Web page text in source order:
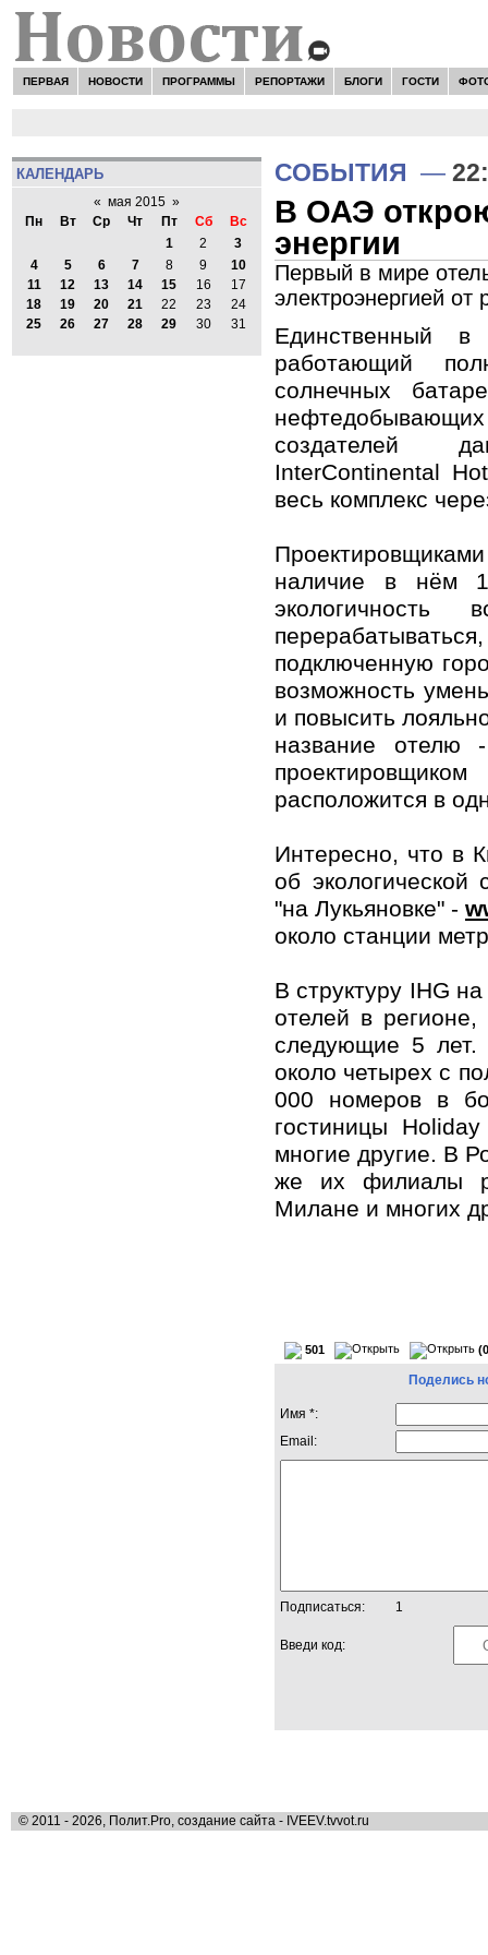
ПЕРВАЯ НОВОСТИ ПРОГРАММЫ РЕПОРТАЖИ БЛОГИ ГОСТИ
КАЛЕНДАРЬ
« мая 2015 »
Пн
Вт Ср Чт Пт Сб
Вс
1
2
3
4
5 6 7 8 9
10
11
12 13 14 15 16
17
18
19 20 21 22 23
24
25
26 27 28 29 30 31
СОБЫТИЯ —
В ОАЭ
энергии
Первый в мире
электроэнергией
Единственный
работающий
солнечных
создателей
InterContinental
весь комплекс
наличие в нём
подключенную
возможность
и повысить
название отелю
расположится в
Интересно, что в
об
"на Лукьяновке" -
около станции
В структуру IHG
отелей в
следующие 5 лет.
около четырех с
000 номеров в
гостиницы
многие другие. В
же их филиалы
Милане и многих
501
Поделись
Имя *:
Email:
Подписаться: 1
Введи код:
© 2011 - 2026, Полит.Pro, создание сайта - IVEEV.tvvot.ru